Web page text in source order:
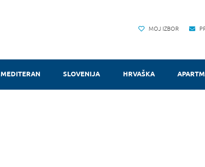
MOJ IZBOR
MEDITERAN SLOVENIJA HRVAŠKA